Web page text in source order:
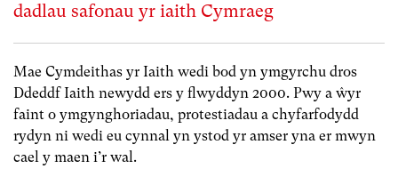
dadlau safonau yr iaith Cymraeg
Mae Cymdeithas yr Iaith wedi bod yn ymgyrchu dros
Ddeddf Iaith newydd ers y flwyddyn 2000. Pwy a ŵyr
faint o ymgynghoriadau, protestiadau a chyfarfodydd
rydyn ni wedi eu cynnal yn ystod yr amser yna er mwyn
cael y maen i’r wal.